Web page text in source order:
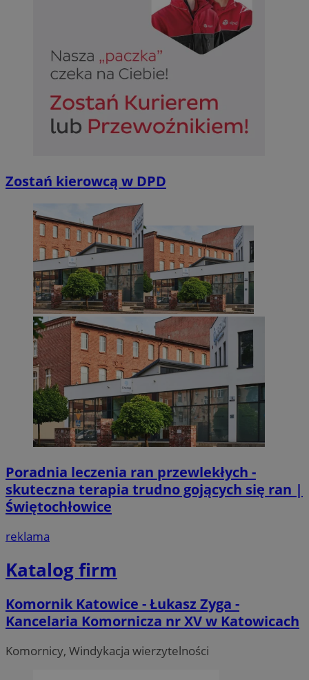
Zostań kierowcą w DPD
Poradnia leczenia ran przewlekłych -
skuteczna terapia trudno gojących się ran |
Świętochłowice
reklama
Katalog firm
Komornik Katowice - Łukasz Zyga -
Kancelaria Komornicza nr XV w Katowicach
Komornicy, Windykacja wierzytelności